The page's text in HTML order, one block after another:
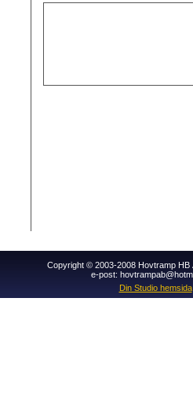
Copyright © 2003-2008 Hovtramp HB
e-post:
Din Studio hemsida